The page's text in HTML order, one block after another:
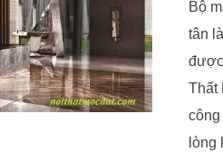
Bộ
tân
được
Thất
công
lòng